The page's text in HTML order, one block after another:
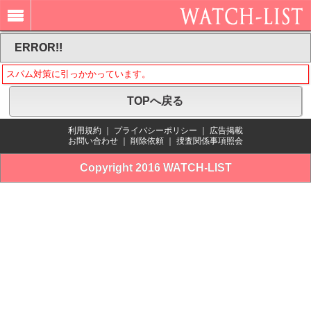
ERROR!!
スパム対策に引っかかっています。
TOPへ戻る
利用規約 プライバシーポリシー
広告掲載
お問い合わせ
削除依頼 捜査関係事項照会
Copyright 2016 WATCH-LIST